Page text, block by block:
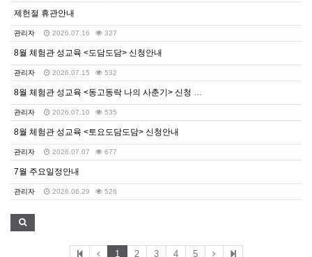
제헌절 휴관안내
관리자 2026.07.16 327
8월 체험관 성교육 <도담도담> 신청안내
관리자 2026.07.15 532
8월 체험관 성교육 <동고동락 나의 사춘기> 신청 안내
관리자 2026.07.10 535
8월 체험관 성교육 <토요도담도담> 신청안내
관리자 2026.07.07 677
7월 주요일정안내
관리자 2026.06.29 526
1 2 3 4 5